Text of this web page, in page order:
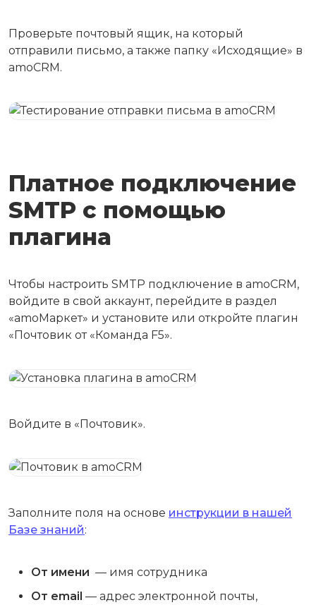
Проверьте почтовый ящик, на который
отправили письмо, а также папку «Исходящие» в
amoCRM.
Платное подключение
SMTP с помощью
плагина
Чтобы настроить SMTP подключение в amoCRM,
войдите в свой аккаунт, перейдите в раздел
«amoМаркет» и установите или откройте плагин
«Почтовик от «Команда F5».
Войдите в «Почтовик».
Заполните поля на основе инструкции в нашей
Базе знаний:
От имени — имя сотрудника
От email — адрес электронной почты,